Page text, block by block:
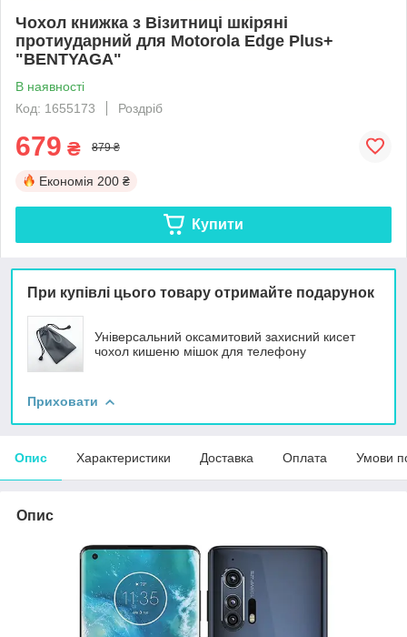
Чохол книжка з Візитниці шкіряні
протиударний для Motorola Edge Plus+
"BENTYAGA"
В наявності
Код: 1655173
Роздріб
679 ₴ 879 ₴
Економія 200 ₴
Купити
При купівлі цього товару отримайте подарунок
Універсальний оксамитовий захисний кисет
чохол кишеню мішок для телефону
Приховати
Опис Характеристики Доставка Оплата Умови
Опис